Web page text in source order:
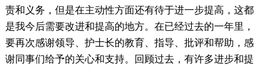
责和义务，但是在主动性方面还有待于进一步提高，这都
是我今后需要改进和提高的地方。在已经过去的一年里，
要再次感谢领导、护士长的教育、指导、批评和帮助，感
谢同事们给予的关心和支持。回顾过去，有许多进步和提